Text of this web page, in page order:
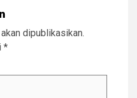
dipublikasikan.
*